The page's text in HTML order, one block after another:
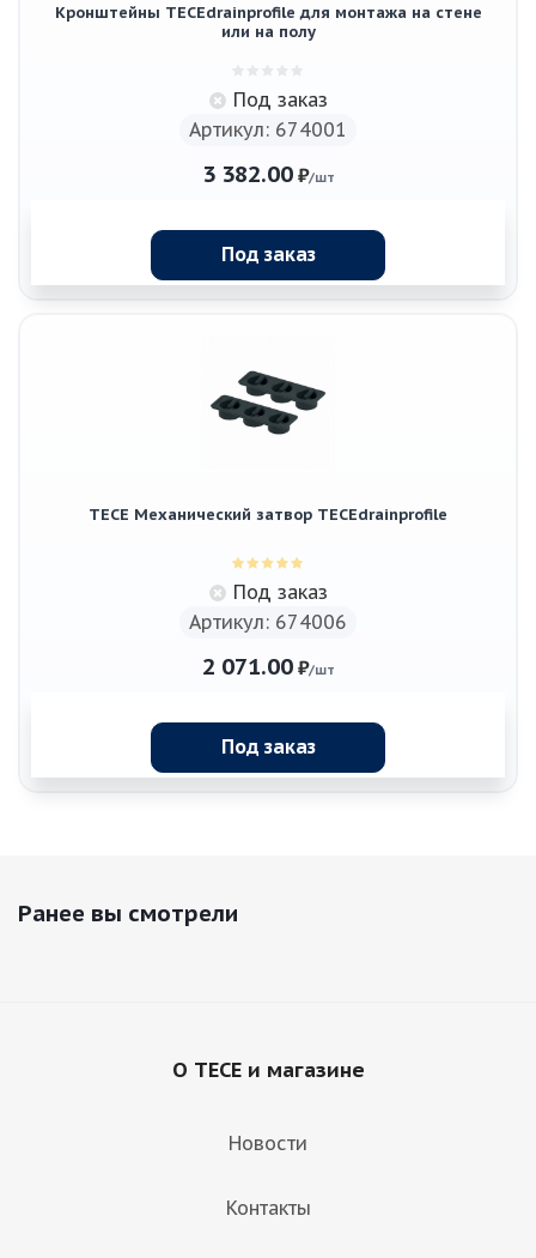
Кронштейны TECEdrainprofile для монтажа на стене
или на полу
Под заказ
Артикул: 674001
3 382.00₽/шт
Под заказ
TECE Механический затвор TECEdrainprofile
Под заказ
Артикул: 674006
2 071.00₽/шт
Под заказ
Ранее вы смотрели
О TECE и магазине
Новости
Контакты